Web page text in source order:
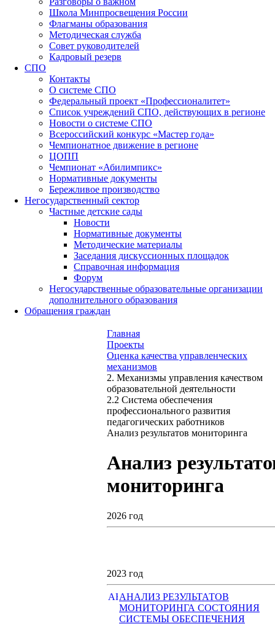
Школа Минпросвещения России
Флагманы образования
Методическая служба
Совет руководителей
Кадровый резерв
СПО
Контакты
О системе СПО
Федеральный проект «Профессионалитет»
Список учреждений СПО, действующих в регионе
Новости о системе СПО
Всероссийский конкурс «Мастер года»
Чемпионатное движение в регионе
ЦОПП
Чемпионат «Абилимпикс»
Нормативные документы
Бережливое производство
Негосударственный сектор
Частные детские сады
Новости
Нормативные документы
Методические материалы
Заседания дискуссионных площадок
Справочная информация
Форум
Негосударственные образовательные организации
дополнительного образования
Обращения граждан
Главная
Проекты
Оценка качества управленческих
механизмов
2. Механизмы управления качеством
образовательной деятельности
2.2 Система обеспечения
профессионального развития
педагогических работников
Анализ результатов мониторинга
Анализ
мониторинга
2026 год
2023 год
АНАЛИЗ РЕЗУЛЬТАТОВ
МОНИТОРИНГА СОСТОЯНИЯ
СИСТЕМЫ ОБЕСПЕЧЕНИЯ